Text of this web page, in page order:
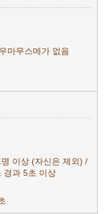
마무스메가 없음
이상 (자신은 제외) /
경과 5초 이상